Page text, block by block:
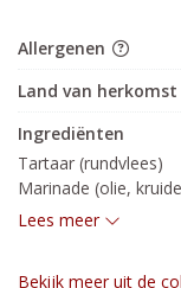
Allergenen
Land van herkomst
Ingrediënten
Tartaar (rundvlees)
Marinade (olie,
Truffelmayonaise
Lees meer
Bekijk meer uit de